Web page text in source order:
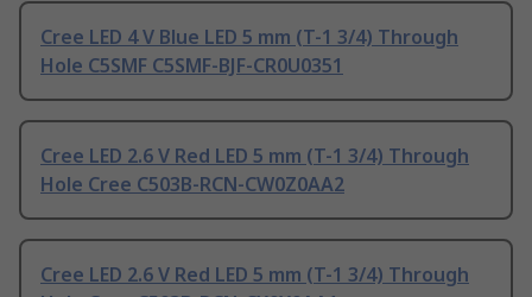
Cree LED 4 V Blue LED 5 mm (T-1 3/4) Through
Hole C5SMF C5SMF-BJF-CR0U0351
Cree LED 2.6 V Red LED 5 mm (T-1 3/4) Through
Hole Cree C503B-RCN-CW0Z0AA2
Cree LED 2.6 V Red LED 5 mm (T-1 3/4) Through